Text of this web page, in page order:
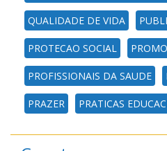
QUALIDADE DE VIDA
PROTECAO SOCIAL
PROFISSIONAIS DA SAUDE
PRAZER PRATICAS